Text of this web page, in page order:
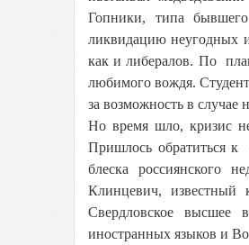
Гопники, типа
ликвидацию неугодных
как и либералов. По
любимого вождя.
за возможность в случае
Но время шло, кризис
Пришлось обратиться
блеска россиянского
Клинцевич, известный
Свердловское высшее
иностранных языков и